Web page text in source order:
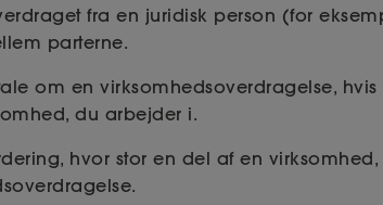
fra en juridisk person (for
parterne.
om en virksomhedsoverdragelse,
du arbejder i.
hvor stor en del af en